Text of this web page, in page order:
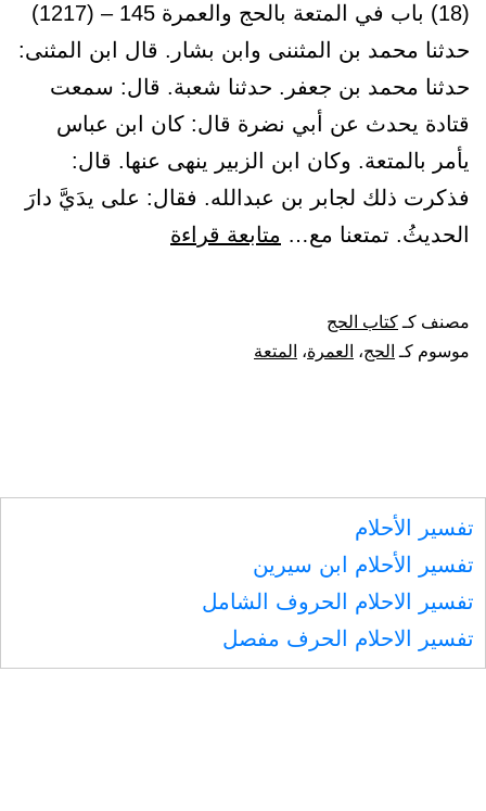
تحريمه
إلى
يوم
القيامة
(18) باب في المتعة بالحج والعمرة 145 – (1217)
حدثنا محمد بن المثننى وابن بشار. قال ابن المثنى:
حدثنا محمد بن جعفر. حدثنا شعبة. قال: سمعت
قتادة يحدث عن أبي نضرة قال: كان ابن عباس
يأمر بالمتعة. وكان ابن الزبير ينهى عنها. قال:
فذكرت ذلك لجابر بن عبدالله. فقال: على يدَيَّ دارَ
الحديثُ. تمتعنا مع… متابعة قراءة
مصنف كـكتاب الحج
موسوم كـ الحج، العمرة، المتعة
تفسير الأحلام
تفسير الأحلام ابن سيرين
تفسير الاحلام الحروف الشامل
تفسير الاحلام الحرف مفصل